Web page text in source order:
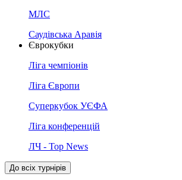
МЛС
Саудівська Аравія
Єврокубки
Ліга чемпіонів
Ліга Європи
Суперкубок УЄФА
Ліга конференцій
ЛЧ - Top News
До всіх турнірів